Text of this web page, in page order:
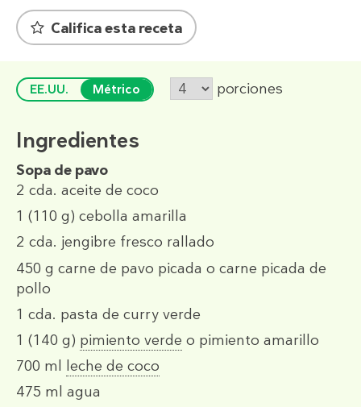
Califica esta receta
EE.UU. Métrico porciones
Ingredientes
Sopa de pavo
2 cda. aceite de coco
1 (110 g) cebolla amarilla
2 cda. jengibre fresco rallado
450 g carne de pavo picada o carne picada de
pollo
1 cda. pasta de curry verde
1 (140 g) pimiento verde o pimiento amarillo
700 ml leche de coco
475 ml agua